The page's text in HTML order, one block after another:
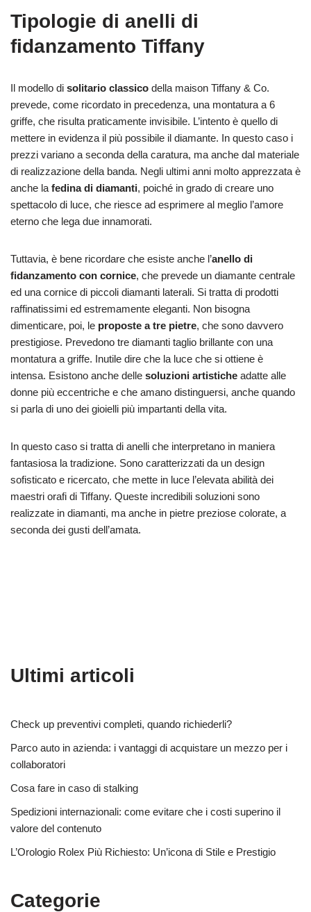
Tipologie di anelli di
fidanzamento Tiffany
Il modello di solitario classico della maison Tiffany & Co.
prevede, come ricordato in precedenza, una montatura a 6
griffe, che risulta praticamente invisibile. L’intento è quello di
mettere in evidenza il più possibile il diamante. In questo caso i
prezzi variano a seconda della caratura, ma anche dal materiale
di realizzazione della banda. Negli ultimi anni molto apprezzata è
anche la fedina di diamanti, poiché in grado di creare uno
spettacolo di luce, che riesce ad esprimere al meglio l’amore
eterno che lega due innamorati.
Tuttavia, è bene ricordare che esiste anche l’anello di
fidanzamento con cornice, che prevede un diamante centrale
ed una cornice di piccoli diamanti laterali. Si tratta di prodotti
raffinatissimi ed estremamente eleganti. Non bisogna
dimenticare, poi, le proposte a tre pietre, che sono davvero
prestigiose. Prevedono tre diamanti taglio brillante con una
montatura a griffe. Inutile dire che la luce che si ottiene è
intensa. Esistono anche delle soluzioni artistiche adatte alle
donne più eccentriche e che amano distinguersi, anche quando
si parla di uno dei gioielli più impartanti della vita.
In questo caso si tratta di anelli che interpretano in maniera
fantasiosa la tradizione. Sono caratterizzati da un design
sofisticato e ricercato, che mette in luce l’elevata abilità dei
maestri orafi di Tiffany. Queste incredibili soluzioni sono
realizzate in diamanti, ma anche in pietre preziose colorate, a
seconda dei gusti dell’amata.
Ultimi articoli
Check up preventivi completi, quando richiederli?
Parco auto in azienda: i vantaggi di acquistare un mezzo per i
collaboratori
Cosa fare in caso di stalking
Spedizioni internazionali: come evitare che i costi superino il
valore del contenuto
L’Orologio Rolex Più Richiesto: Un’icona di Stile e Prestigio
Categorie